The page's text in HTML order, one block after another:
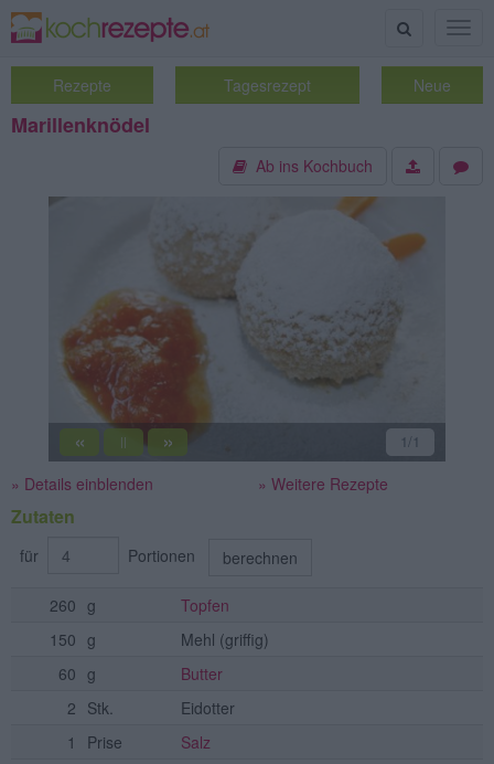
Suche
Rezepte Tagesrezept Neue
Marillenknödel
Ab ins Kochbuch
« || » 1 /1
» Details einblenden » Weitere Rezepte
Zutaten
für Portionen berechnen
260 g
Topfen
150 g Mehl (griffig)
60 g
Butter
2 Stk.
Eidotter
1
Prise
Salz